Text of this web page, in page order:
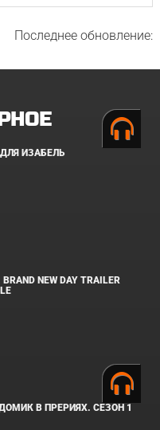
Последнее обновление:
ИЗАБЕЛЬ
NEW DAY TRAILER
В ПРЕРИЯХ. СЕЗОН 1